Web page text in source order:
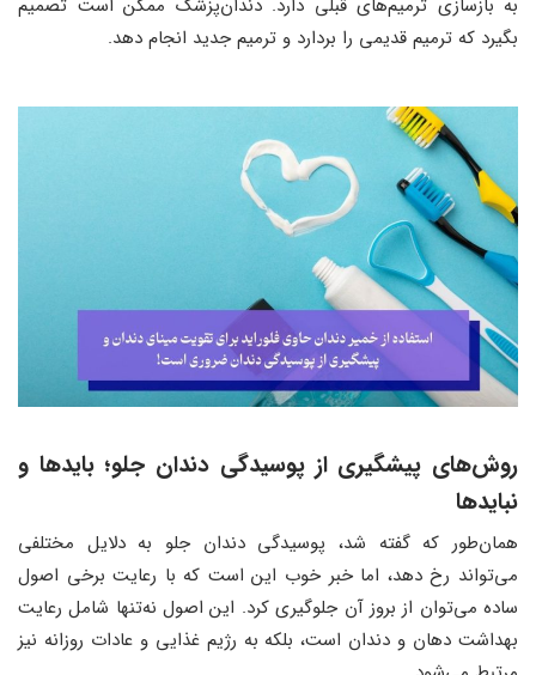
به بازسازی ترمیم‌های قبلی دارد. دندان‌پزشک ممکن است تصمیم
بگیرد که ترمیم قدیمی را بردارد و ترمیم جدید انجام دهد.
روش‌های پیشگیری از پوسیدگی دندان جلو؛بایدها و
نبایدها
همان‌طور که گفته شد، پوسیدگی دندان جلو به دلایل مختلفی
می‌تواند رخ دهد، اما خبر خوب این است که با رعایت برخی اصول
ساده می‌توان از بروز آن جلوگیری کرد. این اصول نه‌تنها شامل رعایت
بهداشت دهان و دندان است، بلکه به رژیم غذایی و عادات روزانه نیز